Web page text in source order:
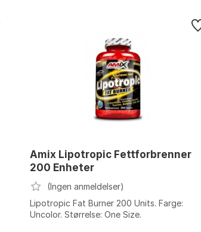
Amix Lipotropic Fettforbrenner
200 Enheter
(Ingen anmeldelser)
Lipotropic Fat Burner 200 Units. Farge:
Uncolor. Størrelse: One Size.